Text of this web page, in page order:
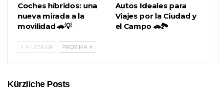
Coches híbridos: una
nueva mirada a la
movilidad 🚗💡
Autos Ideales para
Viajes por la Ciudad y
el Campo 🚗🏞️
ANTERIOR PRÓXIMA
Kürzliche Posts